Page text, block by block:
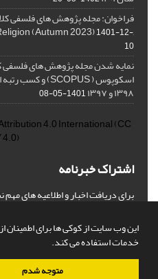
این وب سایت از کوکی ها برای اطمینان
خدمات استفاده می کند.
متوجه شدم
فراخوان: مجله پژوهش های فلسفی
,Comparative Philosophy of Religion (Autumn 2023)
1401-12-
10
نمایه شدن مجله پژوهش های فلسفی
۱۳۹۸ و ۱۳۹۷ 1401-05-08
4.0 International(CC
4.0)
اشتراک خبرنامه
برای دریافت اخبار و اطلاعیه های